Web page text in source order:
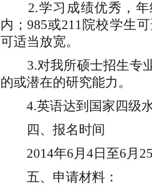
2.学习成绩优秀，
内；985或211 院校学生
可适当放宽。
3.对我所硕士招生专
的或潜在的研究能力。
4.英语达到国家四级
四、报名时间
2014年6月 4 日至6月
五、申请材料：